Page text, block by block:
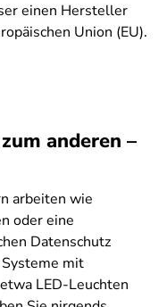
einen Hersteller
Union (EU).
anderen –
arbeiten wie
oder eine
Datenschutz
mit
LED-Leuchten